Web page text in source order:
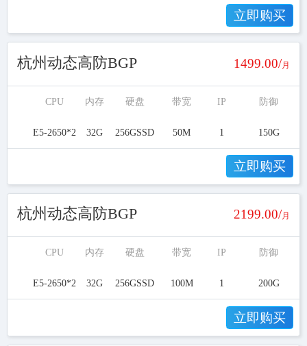
立即购买
杭州动态高防BGP 1499.00/月
CPU 内存 硬盘 带宽 IP 防御
E5-2650*2 32G 256GSSD 50M 1 150G
立即购买
杭州动态高防BGP 2199.00/月
CPU 内存 硬盘 带宽 IP 防御
E5-2650*2 32G 256GSSD 100M 1 200G
立即购买